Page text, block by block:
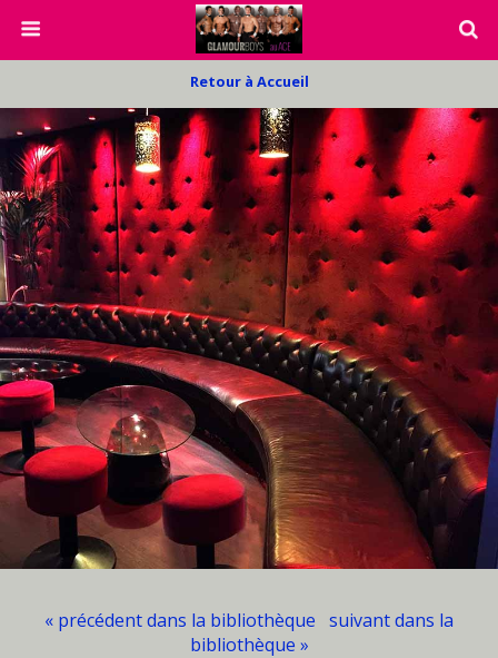
Retour à Accueil
« précédent dans la bibliothèque suivant dans la
bibliothèque »